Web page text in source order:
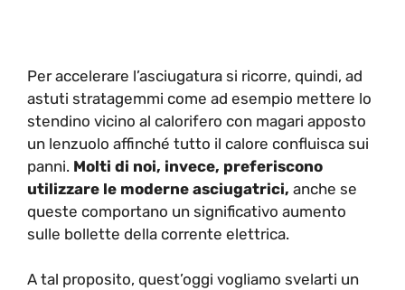
Per accelerare l’asciugatura si ricorre, quindi, ad
astuti stratagemmi come ad esempio mettere lo
stendino vicino al calorifero con magari apposto
un lenzuolo affinché tutto il calore confluisca sui
panni. Molti di noi, invece, preferiscono
utilizzare le moderne asciugatrici, anche se
queste comportano un significativo aumento
sulle bollette della corrente elettrica.
A tal proposito, quest’oggi vogliamo svelarti un